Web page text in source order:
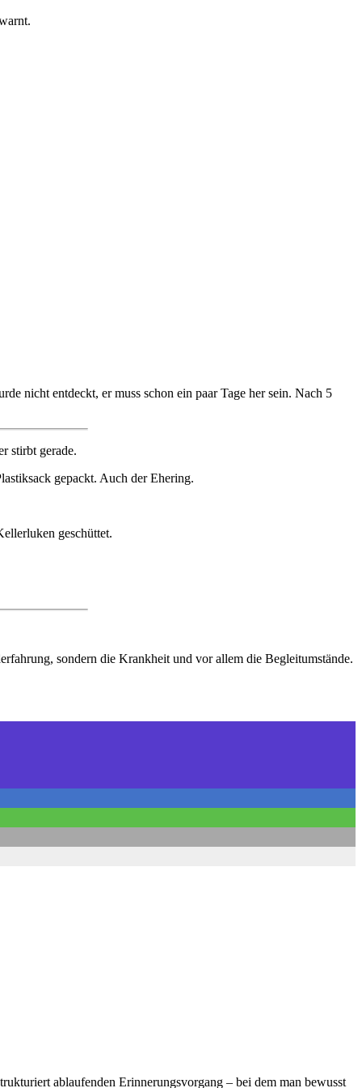
nicht entdeckt, er muss schon ein paar Tage her sein. Nach 5
stirbt gerade.
gepackt. Auch der Ehering.
geschüttet.
sondern die Krankheit und vor allem die Begleitumstände.
ablaufenden Erinnerungsvorgang – bei dem man bewusst